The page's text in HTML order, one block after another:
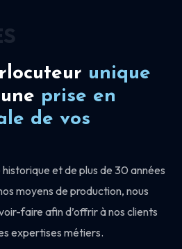
unique
prise en
de vos
et de plus de 30 années
moyens de production, nous
faire afin d’offrir à nos clients
expertises métiers.